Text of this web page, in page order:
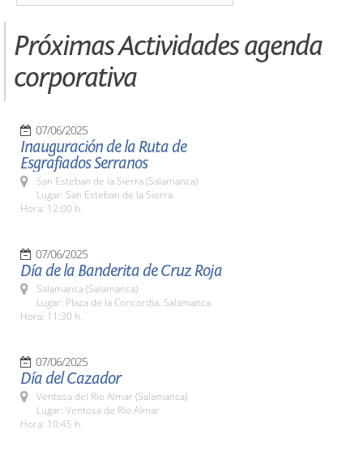
Próximas Actividades agenda
corporativa
07/06/2025
Inauguración de la Ruta de
Esgrafiados Serranos
San Esteban de la Sierra (Salamanca)
Lugar: San Esteban de la Sierra
Hora: 12:00 h.
07/06/2025
Día de la Banderita de Cruz Roja
Salamanca (Salamanca)
Lugar: Plaza de la Concordia. Salamanca
Hora: 11:30 h.
07/06/2025
Día del Cazador
Ventosa del Río Almar (Salamanca)
Lugar: Ventosa de Río Almar
Hora: 10:45 h.